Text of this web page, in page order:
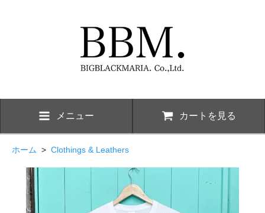
メニュー カートを見る
ホーム > Clothings & Leathers